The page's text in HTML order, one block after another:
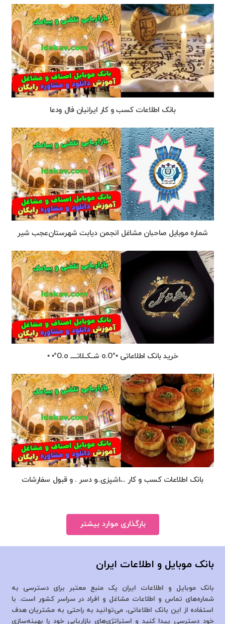
بانک اطلاعات کسب و کار ایرانیان فال ودعا
شماره موبایل صاحبان مشاغل انجمن دیابت شهرستان‌عجب شیر
خرید بانک اطلاعاتی •°o.O شــکــلاتـــــ O.o°• •
بانک اطلاعات کسب و کار ..،اشپزی..و دسر . و قبول سفارشات
بارگذاری موارد بیشتر
بانک موبایل و اطلاعات ایران
بانک موبایل و اطلاعات ایران یک منبع معتبر برای دسترسی به
شماره‌های تماس و اطلاعات مشاغل و افراد در سراسر کشور است. با
استفاده از این بانک اطلاعاتی، می‌توانید به راحتی به مشتریان هدف
خود دسترسی پیدا کنید و استراتژی‌های بازاریابی خود را بهینه‌سازی